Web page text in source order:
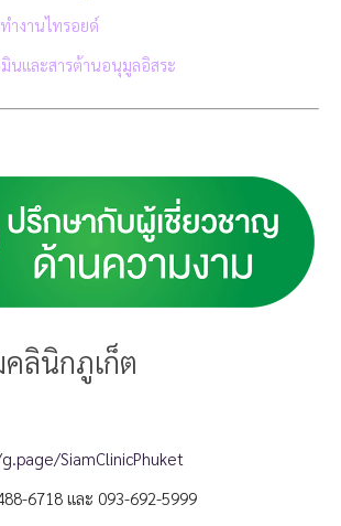
ำงานไทรอยด์
มินและสารต้านอนุมูลอิสระ
ลินิกภูเก็ต
SiamClinicPhuket
6718 และ 093-692-5999